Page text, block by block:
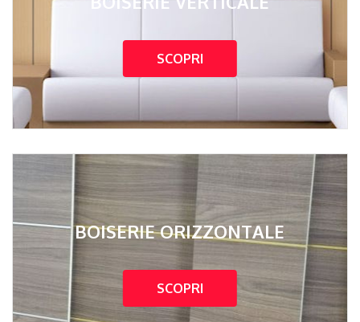
SCOPRI
BOISERIE ORIZZONTALE
SCOPRI